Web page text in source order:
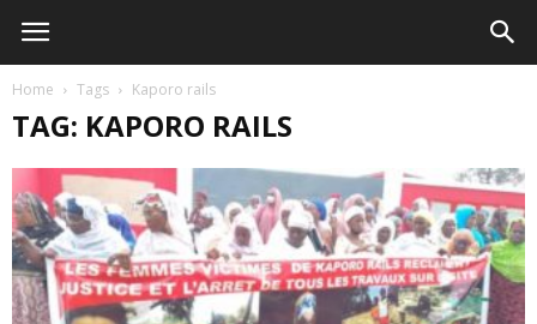
Home Tags Kaporo rails
TAG: KAPORO RAILS